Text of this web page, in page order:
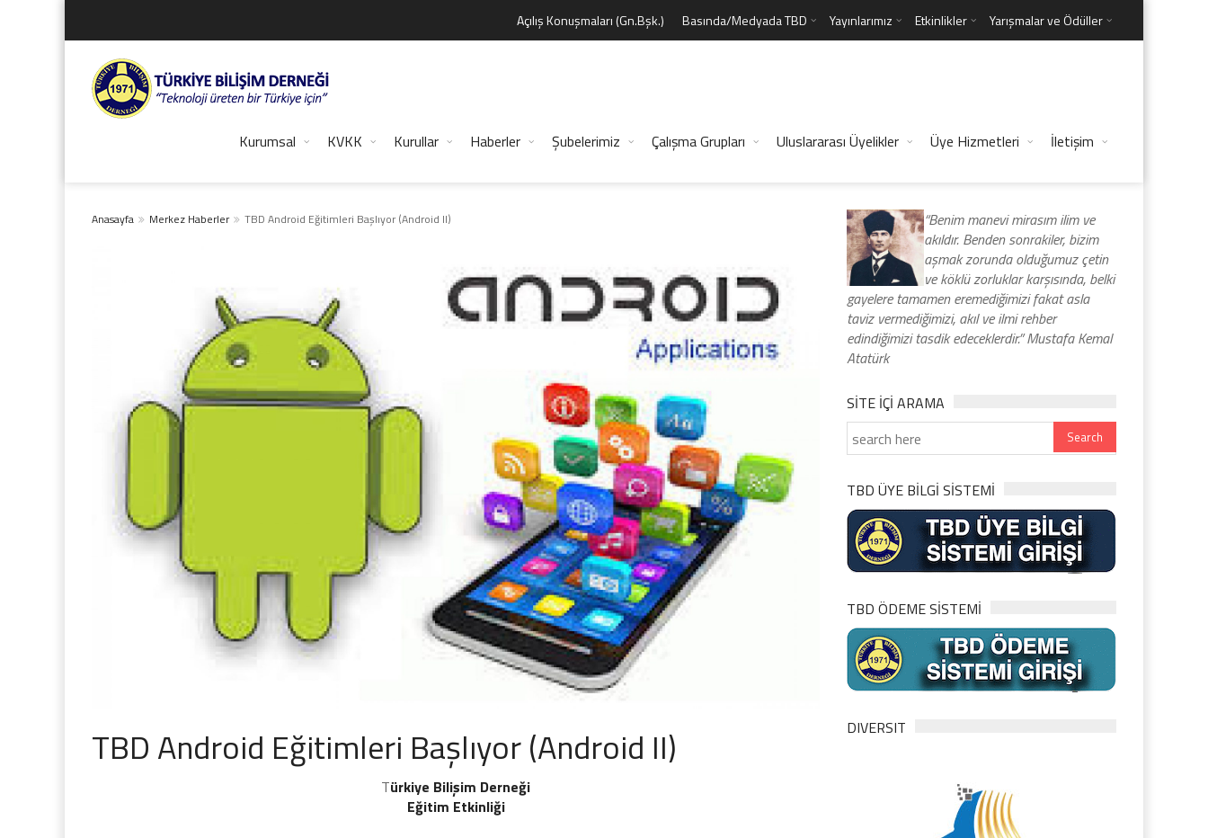
Açılış Konuşmaları (Gn.Bşk.) Basında/Medyada TBD Yayınlarımız Etkinlikler Yarışmalar ve Ödüller
Kurumsal KVKK Kurullar Haberler Şubelerimiz Çalışma Grupları Uluslararası Üyelikler Üye Hizmetleri İletişim
Anasayfa Merkez Haberler TBD Android Eğitimleri Başlıyor (Android II)
TBD Android Eğitimleri Başlıyor (Android II)
Türkiye Bilişim Derneği
Eğitim Etkinliği
“Benim manevi mirasım ilim ve
akıldır. Benden sonrakiler, bizim
aşmak zorunda olduğumuz çetin
ve köklü zorluklar karşısında, belki
gayelere tamamen eremediğimizi fakat asla
taviz vermediğimizi, akıl ve ilmi rehber
edindiğimizi tasdik edeceklerdir.” Mustafa Kemal
Atatürk
SITE IÇI ARAMA
TBD ÜYE BİLGİ SİSTEMİ
TBD ÖDEME SİSTEMİ
DIVERSIT